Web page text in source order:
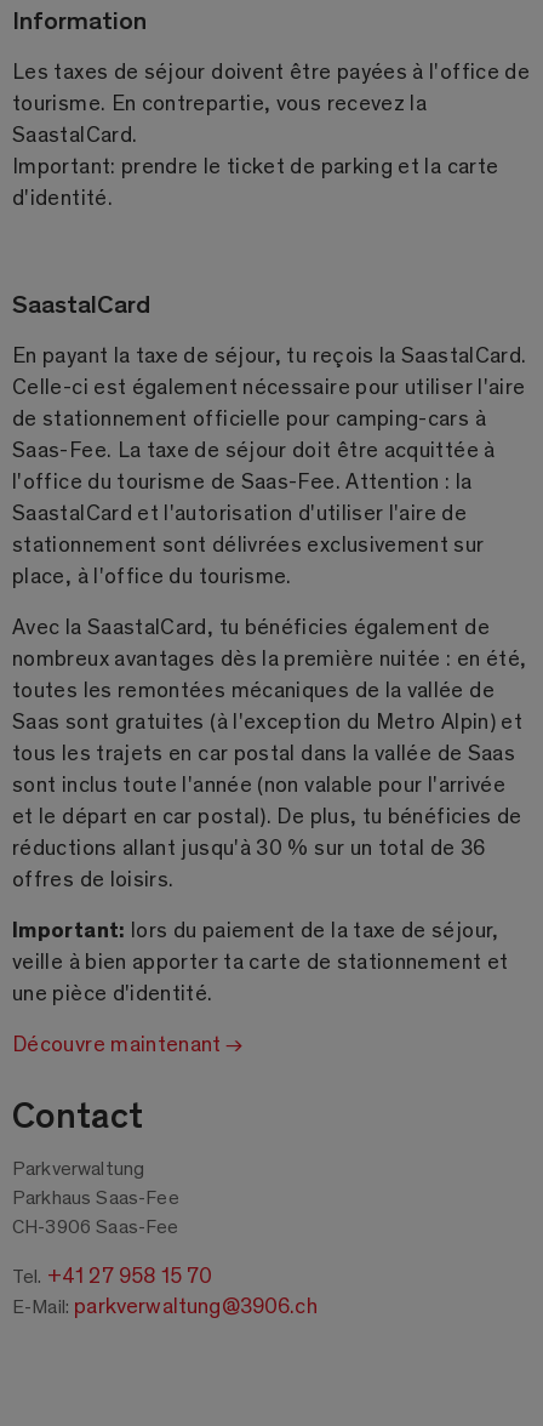
Information
Les taxes de séjour doivent être payées à l'office de
tourisme. En contrepartie, vous recevez la
SaastalCard.
Important: prendre le ticket de parking et la carte
d'identité.
SaastalCard
En payant la taxe de séjour, tu reçois la SaastalCard.
Celle-ci est également nécessaire pour utiliser l'aire
de stationnement officielle pour camping-cars à
Saas-Fee. La taxe de séjour doit être acquittée à
l'office du tourisme de Saas-Fee. Attention : la
SaastalCard et l'autorisation d'utiliser l'aire de
stationnement sont délivrées exclusivement sur
place, à l'office du tourisme.
Avec la SaastalCard, tu bénéficies également de
nombreux avantages dès la première nuitée : en été,
toutes les remontées mécaniques de la vallée de
Saas sont gratuites (à l'exception du Metro Alpin) et
tous les trajets en car postal dans la vallée de Saas
sont inclus toute l'année (non valable pour l'arrivée
et le départ en car postal). De plus, tu bénéficies de
réductions allant jusqu'à 30 % sur un total de 36
offres de loisirs.
Important: lors du paiement de la taxe de séjour,
veille à bien apporter ta carte de stationnement et
une pièce d'identité.
Découvre maintenant​​
Contact
Parkverwaltung
Parkhaus Saas-Fee
CH-3906 Saas-Fee
Tel. +41 27 958 15 70
E-Mail: parkverwaltung@3906.ch